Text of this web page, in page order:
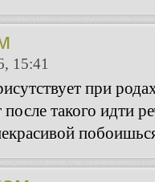
15:41
при
такого идти